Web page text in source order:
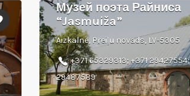
Музей поэта Райниса
“Jasmuiža”
Aizkalne, Preiļu novads, LV-5305
+371 65329313; +371
29487589